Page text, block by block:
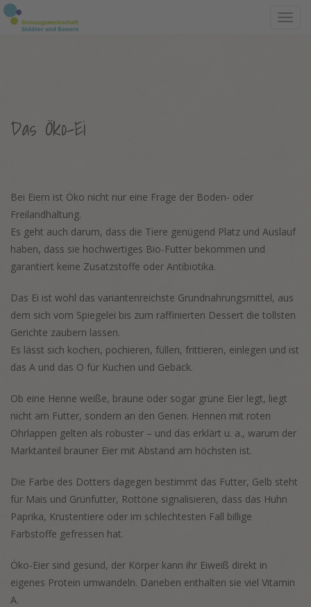
Das Öko-Ei
Bei Eiern ist Öko nicht nur eine Frage der Boden- oder
Freilandhaltung.
Es geht auch darum, dass die Tiere genügend Platz und Auslauf
haben, dass sie hochwertiges Bio-Futter bekommen und
garantiert keine Zusatzstoffe oder Antibiotika.
Das Ei ist wohl das variantenreichste Grundnahrungsmittel, aus
dem sich vom Spiegelei bis zum raffinierten Dessert die tollsten
Gerichte zaubern lassen.
Es lässt sich kochen, pochieren, füllen, frittieren, einlegen und ist
das A und das O für Kuchen und Gebäck.
Ob eine Henne weiße, braune oder sogar grüne Eier legt, liegt
nicht am Futter, sondern an den Genen. Hennen mit roten
Ohrlappen gelten als robuster – und das erklärt u. a., warum der
Marktanteil brauner Eier mit Abstand am höchsten ist.
Die Farbe des Dotters dagegen bestimmt das Futter, Gelb steht
für Mais und Grünfutter, Rottöne signalisieren, dass das Huhn
Paprika, Krustentiere oder im schlechtesten Fall billige
Farbstoffe gefressen hat.
Öko-Eier sind gesund, der Körper kann ihr Eiweiß direkt in
eigenes Protein umwandeln. Daneben enthalten sie viel Vitamin
A.